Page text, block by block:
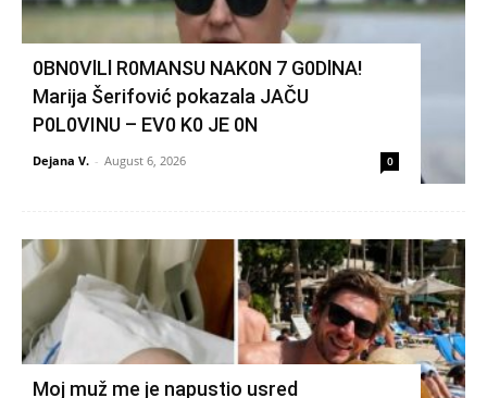
0BN0VlLl R0MANSU NAK0N 7 G0DlNA!
Marija Šerifović pokazala JAČU
P0L0VINU – EV0 K0 JE 0N
Dejana V. - August 6, 2026 0
Moj muž me je napustio usred